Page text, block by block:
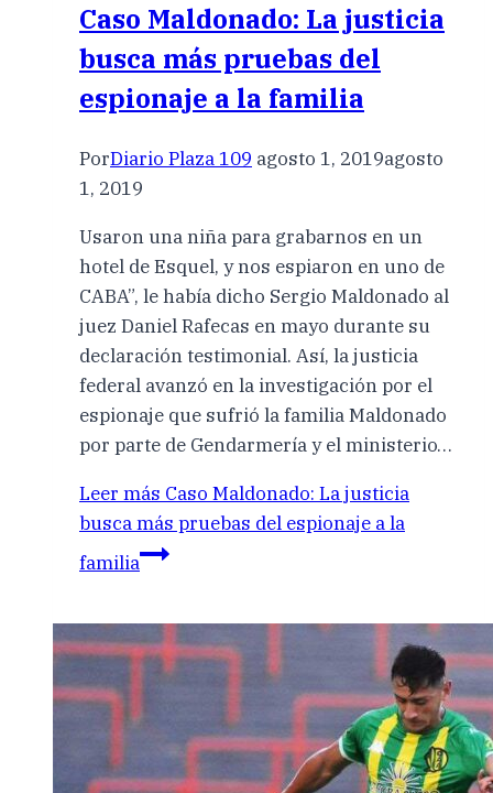
Caso Maldonado: La justicia
busca más pruebas del
espionaje a la familia
PorDiario Plaza 109 agosto 1, 2019agosto
1, 2019
Usaron una niña para grabarnos en un
hotel de Esquel, y nos espiaron en uno de
CABA”, le había dicho Sergio Maldonado al
juez Daniel Rafecas en mayo durante su
declaración testimonial. Así, la justicia
federal avanzó en la investigación por el
espionaje que sufrió la familia Maldonado
por parte de Gendarmería y el ministerio…
Leer más Caso Maldonado: La justicia
busca más pruebas del espionaje a la
familia